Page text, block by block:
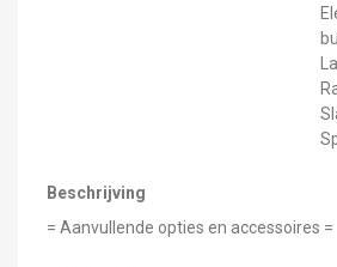
Beschrijving
= Aanvullende opties en accessoires =